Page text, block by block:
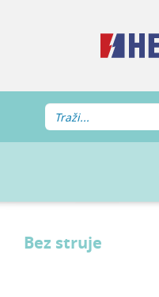
Bez struje